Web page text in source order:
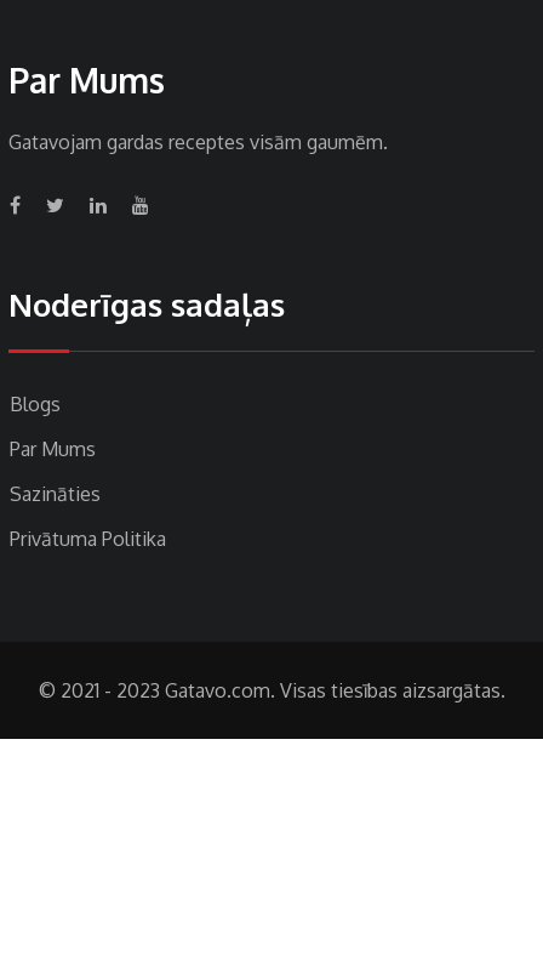
Par Mums
Gatavojam gardas receptes visām gaumēm.
Noderīgas sadaļas
Blogs
Par Mums
Sazināties
Privātuma Politika
© 2021 - 2023 Gatavo.com. Visas tiesības aizsargātas.